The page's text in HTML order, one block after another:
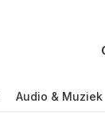
Audio & Muziek